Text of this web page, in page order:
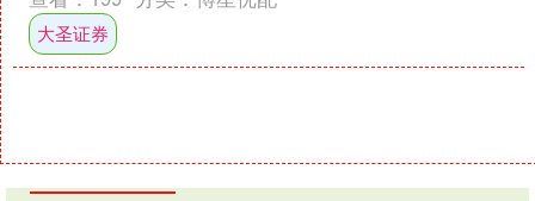
兰的经济....
大圣证券